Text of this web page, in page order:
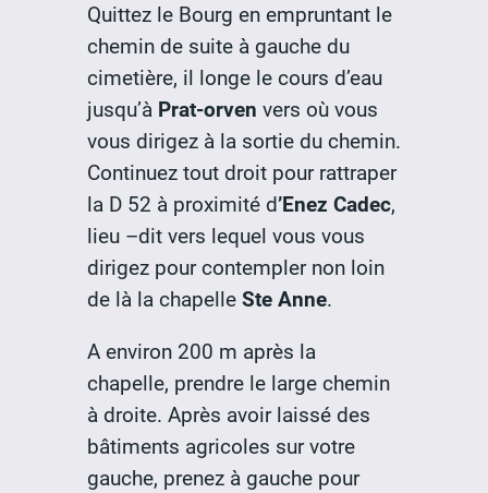
Quittez le Bourg en empruntant le
chemin de suite à gauche du
cimetière, il longe le cours d’eau
jusqu’à Prat-orven vers où vous
vous dirigez à la sortie du chemin.
Continuez tout droit pour rattraper
la D 52 à proximité d’Enez Cadec,
lieu –dit vers lequel vous vous
dirigez pour contempler non loin
de là la chapelle Ste Anne.
A environ 200 m après la
chapelle, prendre le large chemin
à droite. Après avoir laissé des
bâtiments agricoles sur votre
gauche, prenez à gauche pour